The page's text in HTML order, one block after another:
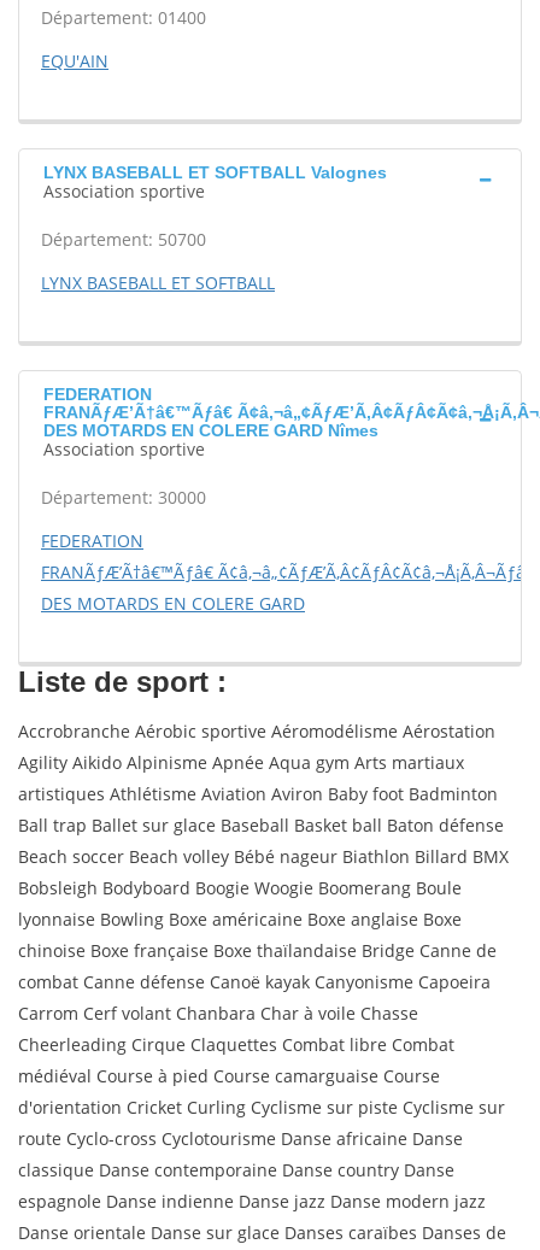
Département: 01400
EQU'AIN
LYNX BASEBALL ET SOFTBALL Valognes
Association sportive
Département: 50700
LYNX BASEBALL ET SOFTBALL
FEDERATION
FRANÃƒÆ’Ã†â€™Ãƒâ€
DES MOTARDS EN COLERE GARD Nîmes
Association sportive
Département: 30000
FEDERATION
FRANÃƒÆ’Ã†â€™Ãƒâ€
DES MOTARDS EN COLERE GARD
Liste de sport :
Accrobranche Aérobic sportive Aéromodélisme Aérostation
Agility Aikido Alpinisme Apnée Aqua gym Arts martiaux
artistiques Athlétisme Aviation Aviron Baby foot Badminton
Ball trap Ballet sur glace Baseball Basket ball Baton défense
Beach soccer Beach volley Bébé nageur Biathlon Billard BMX
Bobsleigh Bodyboard Boogie Woogie Boomerang Boule
lyonnaise Bowling Boxe américaine Boxe anglaise Boxe
chinoise Boxe française Boxe thaïlandaise Bridge Canne de
combat Canne défense Canoë kayak Canyonisme Capoeira
Carrom Cerf volant Chanbara Char à voile Chasse
Cheerleading Cirque Claquettes Combat libre Combat
médiéval Course à pied Course camarguaise Course
d'orientation Cricket Curling Cyclisme sur piste Cyclisme sur
route Cyclo-cross Cyclotourisme Danse africaine Danse
classique Danse contemporaine Danse country Danse
espagnole Danse indienne Danse jazz Danse modern jazz
Danse orientale Danse sur glace Danses caraïbes Danses de